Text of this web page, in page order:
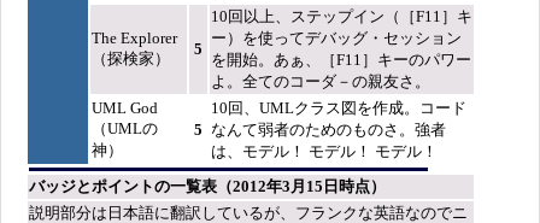
The Explorer
（探検家）
5
10回以上、ステップイン（［F11］キ
ー）を使ってデバッグ・セッション
を開始。あぁ、［F11］キーのパワー
よ。全てのコーダ－の親友さ。
UML God
（UMLの
神）
5
10回、UMLクラス図を作成。コード
なんて弱者のためのものさ。強者
は、モデル！ モデル！ モデル！
バッジとポイントの一覧表（2012年3月15日時点）
説明部分は日本語に翻訳しているが、フランクな英語なのでニ